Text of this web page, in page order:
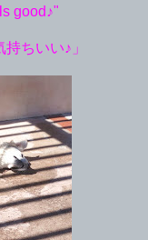
good♪"
ちいい♪」